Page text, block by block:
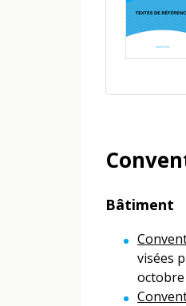
Bâtiment
visées
octobre